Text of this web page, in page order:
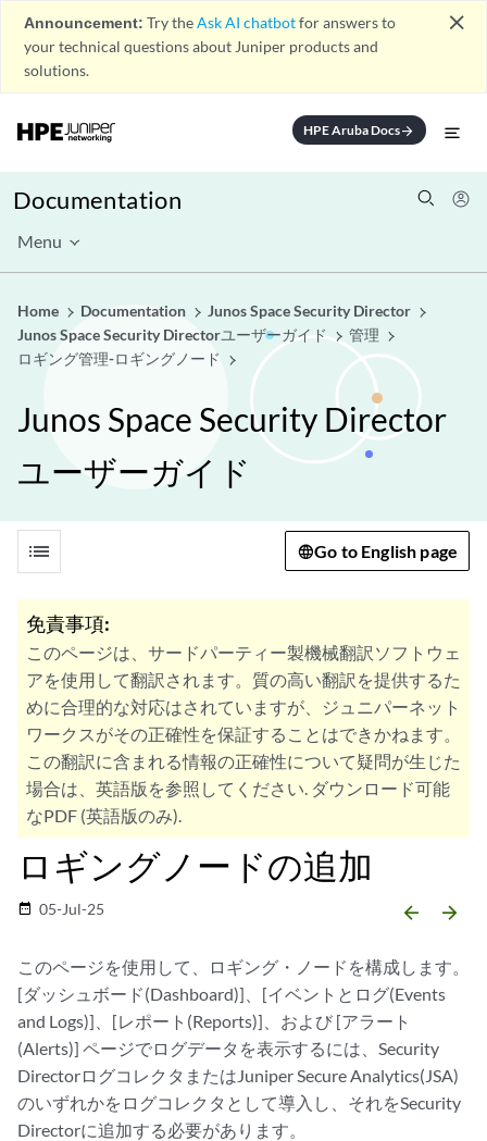
Announcement: Try theAsk AI chatbotfor answers to
your technical questions about Juniper products and
solutions.
close
HPE Aruba Docsarrow_forward
Documentation
Menu
Home Documentation
Junos Space Security Director
Junos Space Security Directorユーザーガイド
管理
ロギング管理-ロギングノード
Junos Space Security Director
ユーザーガイド
list Go to English page
免責事項:
このページは、サードパーティー製機械翻訳ソフトウェ
アを使用して翻訳されます。質の高い翻訳を提供するた
めに合理的な対応はされていますが、ジュニパーネット
ワークスがその正確性を保証することはできかねます。
この翻訳に含まれる情報の正確性について疑問が生じた
場合は、英語版を参照してください. ダウンロード可能
なPDF (英語版のみ).
ロギングノードの追加
date_range 05-Jul-25 arrow_backward arrow_forward
このページを使用して、ロギング・ノードを構成します。
[ダッシュボード(Dashboard)]、[イベントとログ(Events
and Logs)]、[レポート(Reports)]、および [アラート
(Alerts)] ページでログデータを表示するには、Security
DirectorログコレクタまたはJuniper Secure Analytics(JSA)
のいずれかをログコレクタとして導入し、それをSecurity
Directorに追加する必要があります。